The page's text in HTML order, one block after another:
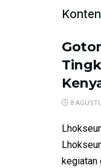
8
kegiatan